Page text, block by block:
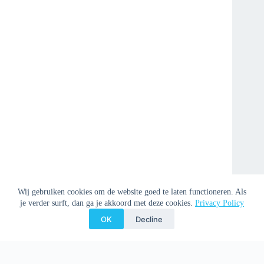
Wij gebruiken cookies om de website goed te laten functioneren. Als
je verder surft, dan ga je akkoord met deze cookies. Privacy Policy
OK Decline